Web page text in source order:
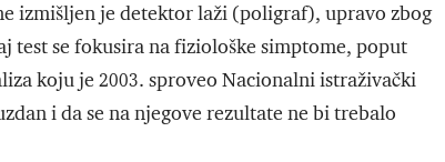
izmišljen je detektor laži (poligraf), upravo zbog
test se fokusira na fiziološke simptome, poput
koju je 2003. sproveo Nacionalni istraživački
i da se na njegove rezultate ne bi trebalo